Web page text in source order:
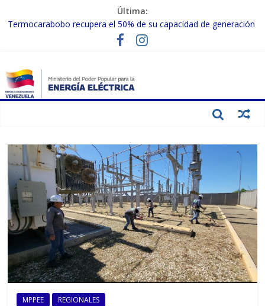
Última:
Termocarabobo recupera el 50% de su capacidad de generación
MPPEE avanza en la recuperación de infraestructuras eléctricas
Gobierno Nacional coordina acciones con el sector privado para
fortalecer el SEN ante el «Súper Niño»
Inspeccionan trabajos de rehabilitación en instalaciones del SEN
MPPEE REGIONALES